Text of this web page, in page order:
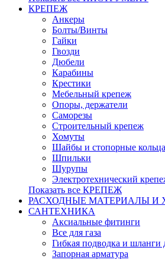
КРЕПЕЖ
Анкеры
Болты/Винты
Гайки
Гвозди
Дюбели
Карабины
Крестики
Мебельный крепеж
Опоры, держатели
Саморезы
Строительный крепеж
Хомуты
Шайбы и стопорные кольца
Шпильки
Шурупы
Электротехнический
Показать все КРЕПЕЖ
РАСХОДНЫЕ МАТЕРИАЛЫ И
САНТЕХНИКА
Аксиальные фитинги
Все для газа
Гибкая подводка и шланги
Запорная арматура